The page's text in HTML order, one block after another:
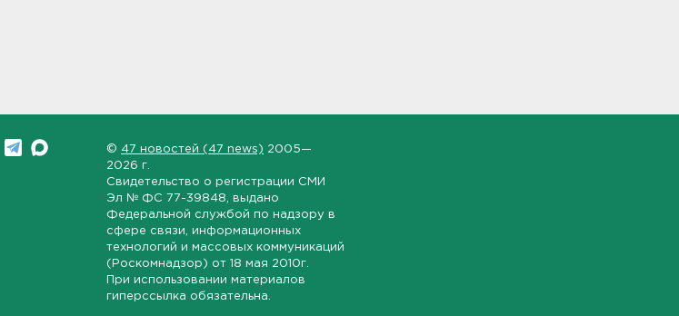
© 47 новостей (47 news) 2005—
2026 г.
Свидетельство о регистрации СМИ
Эл № ФС 77-39848 , выдано
Федеральной службой по надзору в
сфере связи, информационных
технологий и массовых коммуникаций
(Роскомнадзор) от 18 мая 2010г.
При использовании материалов
гиперссылка обязательна.